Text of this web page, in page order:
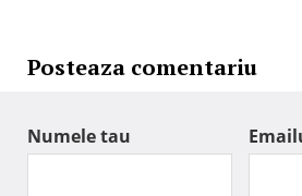
Posteaza comentariu
Numele tau